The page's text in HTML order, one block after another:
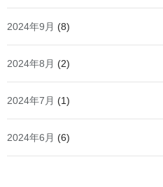
2024年9月 (8)
2024年8月 (2)
2024年7月 (1)
2024年6月 (6)